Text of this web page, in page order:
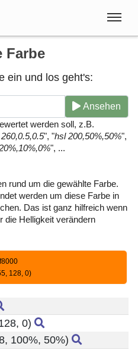
Spanisch
Farbe
ein und los geht's:
Ansehen
werden soll, z.B.
", "hsl 200,50%,50%",
", ...
rund um die gewählte Farbe.
werden um diese Farbe in
Das ist ganz hilfreich wenn
die Helligkeit verändern
128, 0)
0)
100%, 50%)